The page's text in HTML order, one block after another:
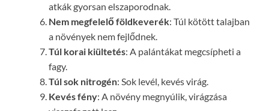
atkák gyorsan elszaporodnak.
Nem megfelelő földkeverék: Túl kötött talajban
a növények nem fejlődnek.
Túl korai kiültetés: A palántákat megcsípheti a
fagy.
Túl sok nitrogén: Sok levél, kevés virág.
Kevés fény: A növény megnyúlik, virágzása